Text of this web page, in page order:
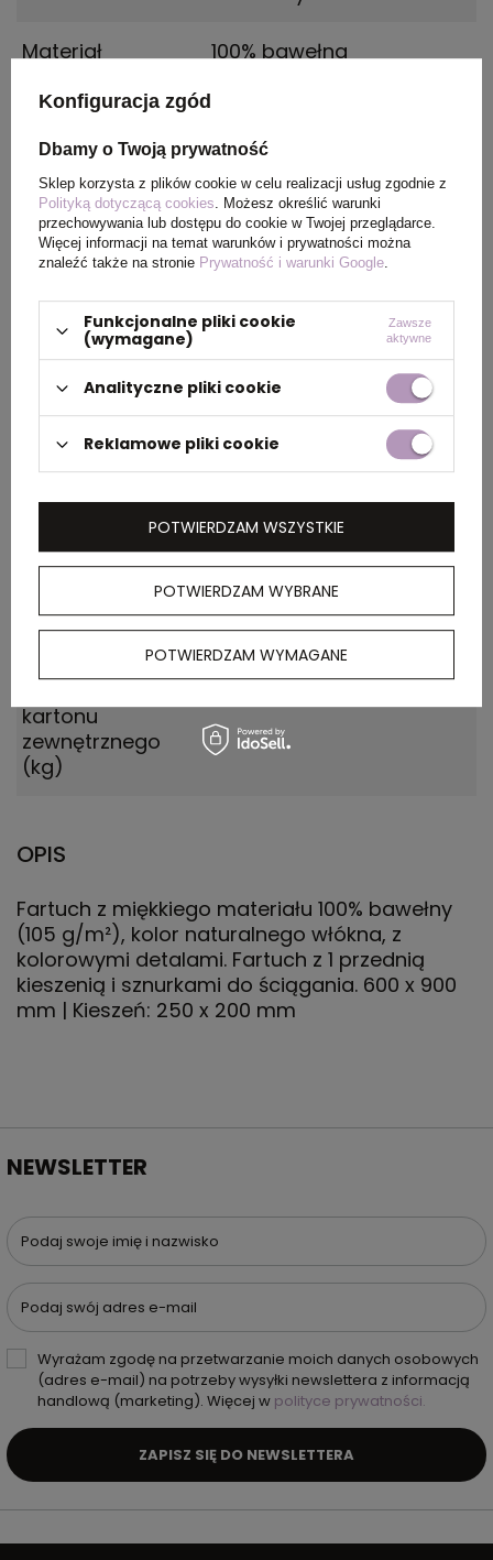
Materiał 100% bawełna
Kraj
pochodzenia
Certyfikat REACH
Rozmiar
600 x 900 mm | Kieszeń:
250 x 200 mm
PAKOWANIE
Wymiary
kartonu
zewnętrznego
0.660x0.340x0.210
kartonie
wewnętrznym
20
kartonu
zewnętrznego
(kg)
OPIS
Fartuch z miękkiego materiału 100% bawełny
(105 g/m²), kolor naturalnego włókna, z
kolorowymi detalami. Fartuch z 1 przednią
kieszenią i sznurkami do ściągania. 600 x 900
mm | Kieszeń: 250 x 200 mm
NEWSLETTER
Podaj swoje imię i nazwisko
Podaj swój adres e-mail
Wyrażam zgodę na przetwarzanie moich danych osobowych
(adres e-mail) na potrzeby wysyłki newslettera z informacją
handlową (marketing). Więcej w polityce prywatności.
ZAPISZ SIĘ DO NEWSLETTERA
Konfiguracja zgód
Dbamy o Twoją prywatność
Sklep korzysta z plików cookie w celu realizacji usług zgodnie z
Polityką dotyczącą cookies. Możesz określić warunki
przechowywania lub dostępu do cookie w Twojej przeglądarce.
Więcej informacji na temat warunków i prywatności można
znaleźć także na stronie Prywatność i warunki Google.
Funkcjonalne pliki cookie
(wymagane)
Zawsze
aktywne
Analityczne pliki cookie
Reklamowe pliki cookie
POTWIERDZAM WYBRANE
POTWIERDZAM WYMAGANE
POTWIERDZAM WSZYSTKIE